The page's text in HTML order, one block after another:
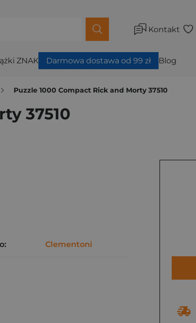
Kontakt
ZNAK Darmowa dostawa od 99 zł Blog
Puzzle 1000 Compact Rick and Morty 37510
37510
Clementoni